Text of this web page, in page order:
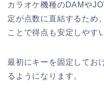
カラオケ機種のDAMや
定が点数に直結するため
ことで得点も安定しやす
最初にキーを固定してお
るようになります。